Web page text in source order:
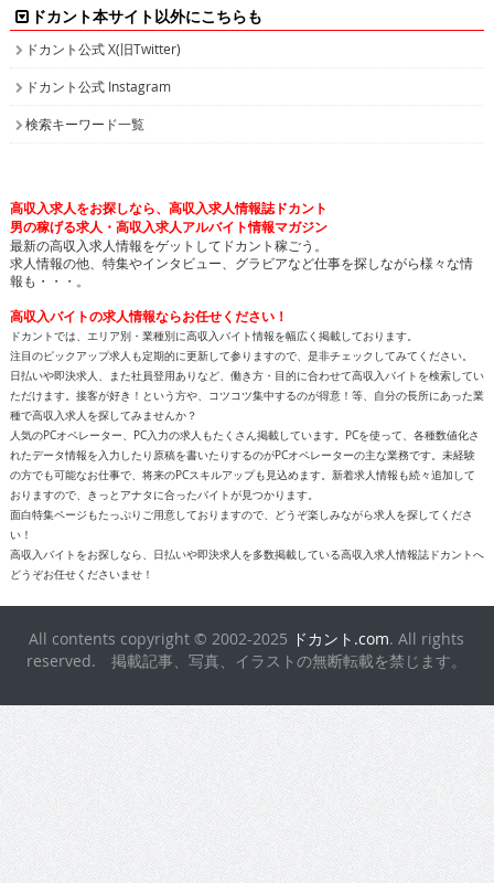
ドカント本サイト以外にこちらも
ドカント公式 X(旧Twitter)
ドカント公式 Instagram
検索キーワード一覧
高収入求人をお探しなら、高収入求人情報誌ドカント
男の稼げる求人・高収入求人アルバイト情報マガジン
最新の高収入求人情報をゲットしてドカント稼ごう。
求人情報の他、特集やインタビュー、グラビアなど仕事を探しながら様々な情
報も・・・。
高収入バイトの求人情報ならお任せください！
ドカントでは、エリア別・業種別に高収入バイト情報を幅広く掲載しております。
注目のピックアップ求人も定期的に更新して参りますので、是非チェックしてみてください。
日払いや即決求人、また社員登用ありなど、働き方・目的に合わせて高収入バイトを検索してい
ただけます。接客が好き！という方や、コツコツ集中するのが得意！等、自分の長所にあった業
種で高収入求人を探してみませんか？
人気のPCオペレーター、PC入力の求人もたくさん掲載しています。PCを使って、各種数値化さ
れたデータ情報を入力したり原稿を書いたりするのがPCオペレーターの主な業務です。未経験
の方でも可能なお仕事で、将来のPCスキルアップも見込めます。新着求人情報も続々追加して
おりますので、きっとアナタに合ったバイトが見つかります。
面白特集ページもたっぷりご用意しておりますので、どうぞ楽しみながら求人を探してくださ
い！
高収入バイトをお探しなら、日払いや即決求人を多数掲載している高収入求人情報誌ドカントへ
どうぞお任せくださいませ！
All contents copyright © 2002-2025 ドカント.com. All rights
reserved. 掲載記事、写真、イラストの無断転載を禁じます。